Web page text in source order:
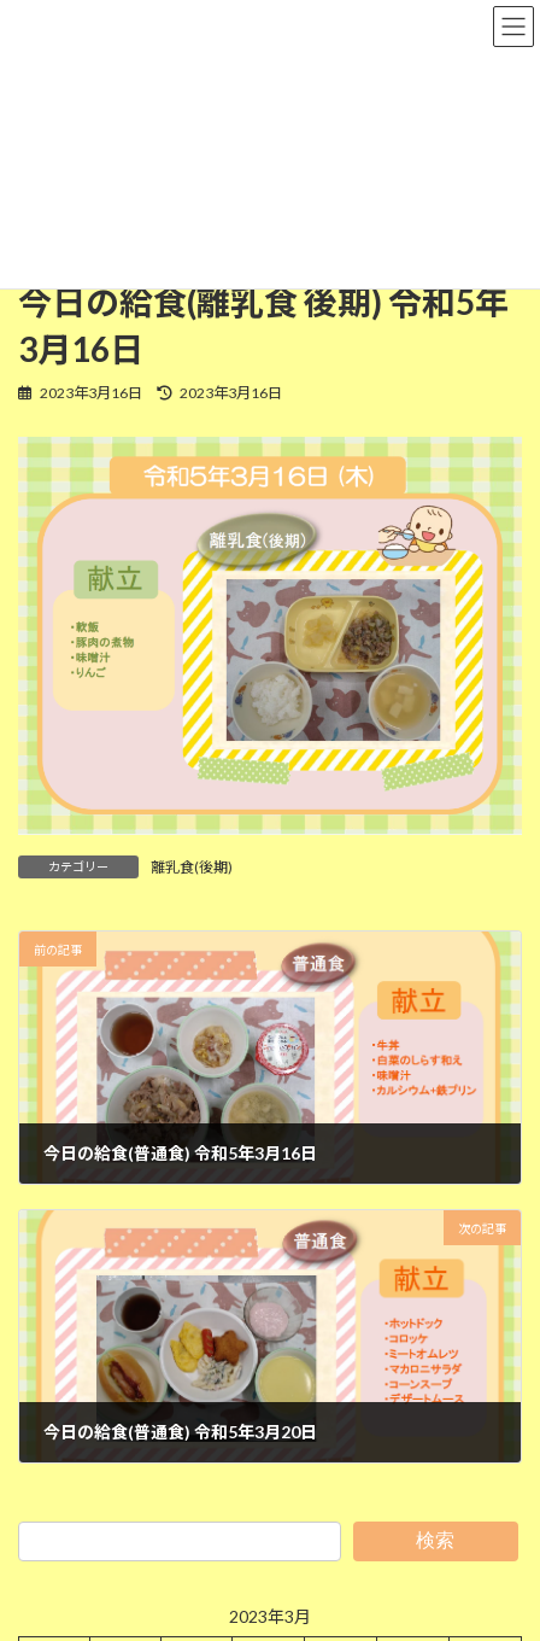
今日の給食(離乳食 後期) 令和5年
3月16日
2023年3月16日
最
更
新
日
時
2023年3月16日
カテゴリー 離乳食(後期)
前の記事
今日の給食(普通食) 令和5年3月16日
次の記事
今日の給食(普通食) 令和5年3月20日
検索
2023年3月